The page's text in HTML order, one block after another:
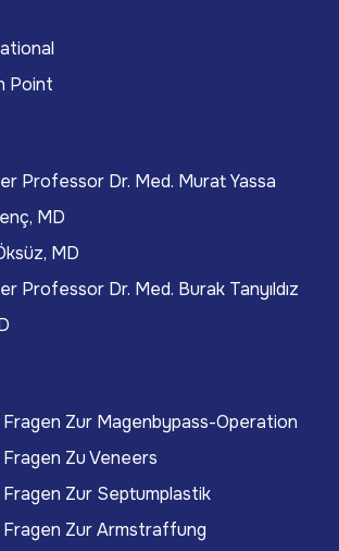
Point
Professor Dr. Med. Murat Yassa
MD
MD
Professor Dr. Med. Burak Tanyıldız
Zur Magenbypass-Operation
Zu Veneers
Zur Septumplastik
Zur Armstraffung